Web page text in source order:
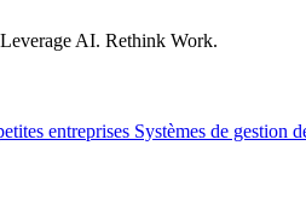
AI. Rethink Work.
entreprises Systèmes de gestion